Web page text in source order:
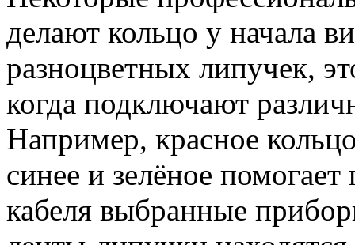
делают кольцо у начала
разноцветных липучек,
когда подключают
Например, красное
синее и зелёное помогает
кабеля выбранные